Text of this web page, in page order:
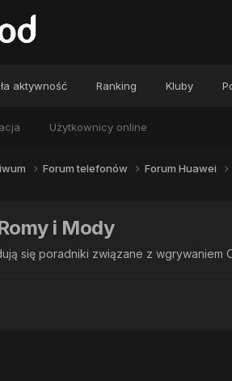
Użytkownicy online
aktywność Ranking Kluby
Forum telefonów Forum Huawei
i Mody
się poradniki związane z wgrywaniem